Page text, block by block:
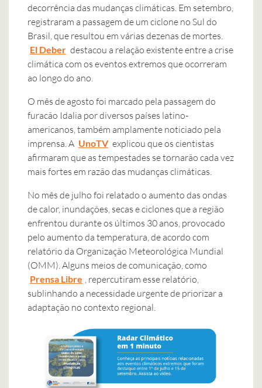
decorrência das mudanças climáticas. Em setembro,
registraram a passagem de um ciclone no Sul do
Brasil, que resultou em várias dezenas de mortes.
El Deber destacou a relação existente entre a crise
climática com os eventos extremos que ocorreram
ao longo do ano.
O mês de agosto foi marcado pela passagem do
furacão Idalia por diversos países latino-
americanos, também amplamente noticiado pela
imprensa. A UnoTV explicou que os cientistas
afirmaram que as tempestades se tornarão cada vez
mais fortes em razão das mudanças climáticas.
No mês de julho foi relatado o aumento das ondas
de calor, inundações, secas e ciclones que a região
enfrentou durante os últimos 30 anos, provocado
pelo aumento da temperatura, de acordo com
relatório da Organização Meteorológica Mundial
(OMM). Alguns meios de comunicação, como
Prensa Libre
, repercutiram esse relatório,
sublinhando a necessidade urgente de priorizar a
adaptação no contexto regional.